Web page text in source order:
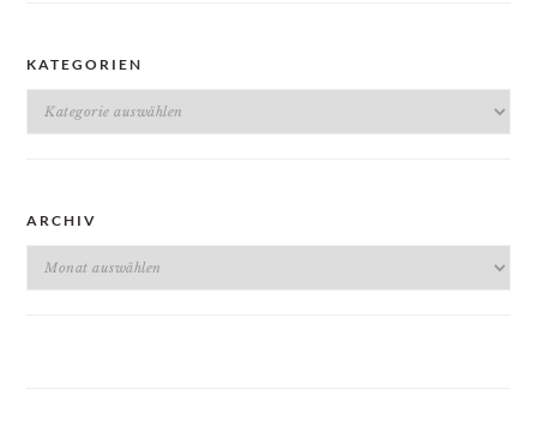
KATEGORIEN
Kategorien
ARCHIV
Archiv